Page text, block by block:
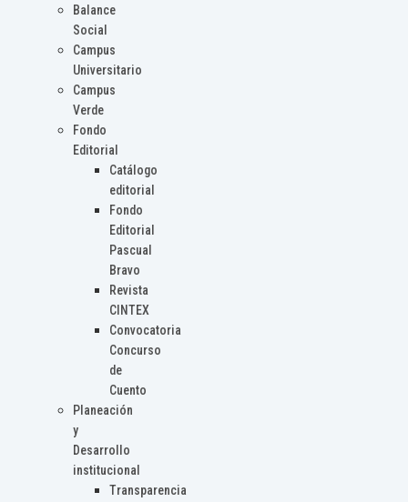
Balance
Social
Campus
Universitario
Campus
Verde
Fondo
Editorial
Catálogo
editorial
Fondo
Editorial
Pascual
Bravo
Revista
CINTEX
Convocatoria
Concurso
de
Cuento
Planeación
y
Desarrollo
institucional
Transparencia